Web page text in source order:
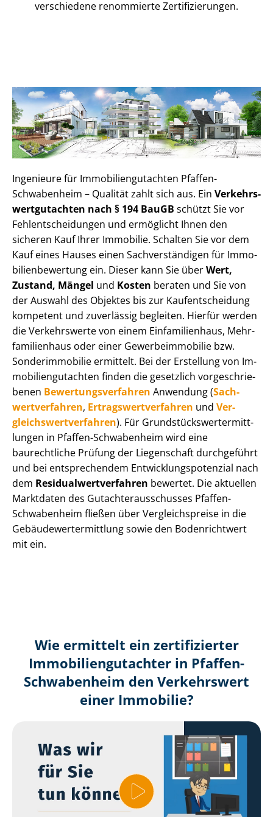
verschiedene renommierte Zer­ti­fi­zie­run­gen.
Ingenieure für Im­mo­bi­li­en­gut­ach­ten Pfaffen-
Schwabenheim – Qualität zahlt sich aus. Ein Ver­kehrs­
wert­gut­ach­ten nach § 194 BauGB schützt Sie vor
Fehl­ent­schei­dun­gen und ermöglicht Ihnen den
sicheren Kauf Ihrer Immobilie. Schalten Sie vor dem
Kauf eines Hauses einen Sach­ver­stän­di­gen für Im­mo­
bi­li­en­be­wer­tung ein. Dieser kann Sie überWert,
Zustand, Mängel und Kosten beraten und Sie von
der Auswahl des Objektes bis zur Kauf­ent­schei­dung
kompetent und zuverlässig begleiten. Hierfür werden
die Verkehrswerte von einem Einfamilienhaus, Mehr­
fa­mi­li­en­haus oder einer Ge­wer­be­im­mo­bi­lie bzw.
Sonderimmobilie ermittelt. Bei der Erstellung von Im­
mo­bi­li­en­gut­ach­ten finden die gesetzlich vor­ge­schrie­
be­nen Be­wer­tungs­ver­fah­ren Anwendung (Sach­
wert­ver­fah­ren, Er­trags­wert­ver­fah­ren und Ver­
gleichs­wert­ver­fah­ren). Für Grund­stücks­wert­ermitt­
lun­gen in Pfaffen-Schwabenheim wird eine
baurechtliche Prüfung der Liegenschaft durchgeführt
und bei entsprechendem Ent­wick­lungs­po­ten­zi­al nach
dem Re­si­du­al­wert­ver­fah­ren bewertet. Die aktuellen
Marktdaten des Gut­ach­ter­aus­schus­ses Pfaffen-
Schwabenheim fließen über Ver­gleichs­prei­se in die
Ge­bäu­de­wert­ermitt­lung sowie den Bodenrichtwert
mit ein.
Wie ermittelt ein zertifizierter
Immobilien­gutachter in Pfaffen-
Schwabenheim den Verkehrswert
einer Immobilie?